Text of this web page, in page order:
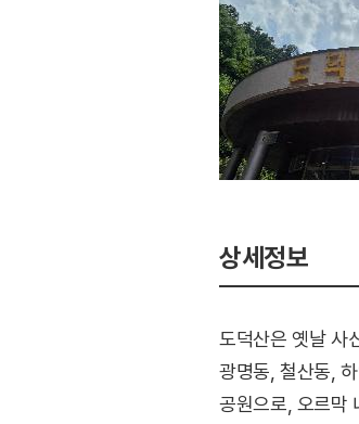
상세정보
도덕산은 옛날 사
광명동, 철산동,
공원으로, 오르막